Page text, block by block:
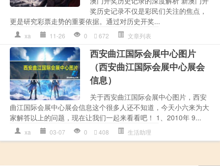
奖历史记录不仅是彩民们关注的焦点，
更是研究彩票走势的重要依据。通过对历史开奖...
xa 11-26 0 672 文章列表
西安曲江国际会展中心图片
（西安曲江国际会展中心展会
信息）
关于西安曲江国际会展中心图片，西安
曲江国际会展中心展会信息这个很多人还不知道，今天小六来为大
家解答以上的问题，现在让我们一起来看看吧！ 1、2010年 9...
xa 03-07 0 408 生活助理